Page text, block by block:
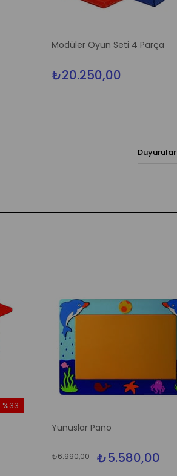
Modüler Oyun Seti 4 Parça
₺20.250,00
Duyurular
%33
Yunuslar Pano
₺5.580,00
₺6.990,00